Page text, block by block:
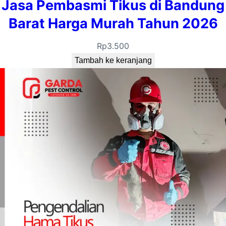
Jasa Pembasmi Tikus di Bandung
Barat Harga Murah Tahun 2026
Rp3.500
Tambah ke keranjang